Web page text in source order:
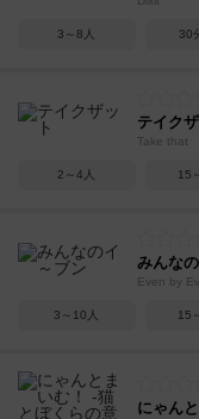
3～8人 30
テイク
Take that
2～4人 15
みんな
Even by
3～10人 15
にゃん